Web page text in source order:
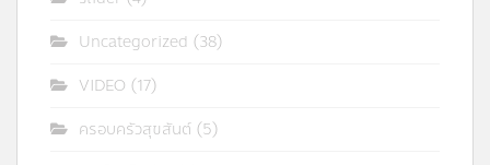
Uncategorized (38)
VIDEO (17)
ครอบครัวสุขสันต์ (5)